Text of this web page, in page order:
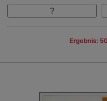
Ergebnis: